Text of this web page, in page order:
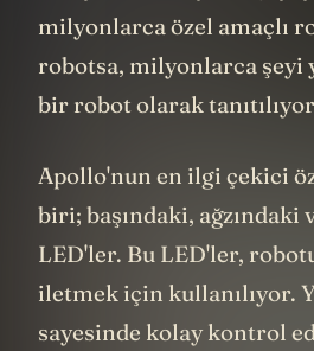
Dünyada bir veya iki şeyi
milyonlarca özel amaçlı
robotsa, milyonlarca şeyi
Apollo'nun en ilgi çekici
biri; başındaki, ağzındaki
LED'ler. Bu LED'ler,
iletmek için kullanılıyor.